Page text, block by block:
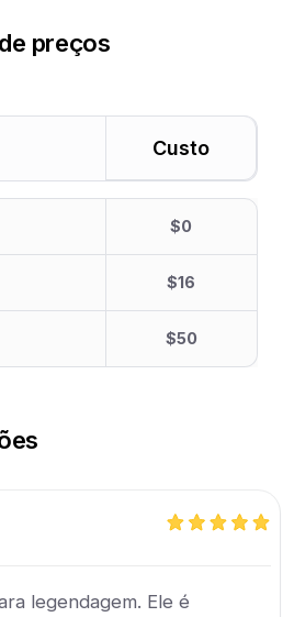
preços
Custo
$0
$16
$50
legendagem. Ele é